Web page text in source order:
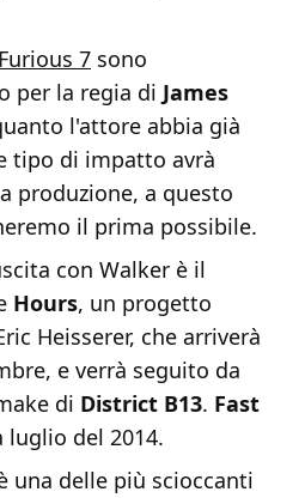
7 sono
per la regia di James
l'attore abbia già
tipo di impatto avrà
produzione, a questo
il prima possibile.
con Walker è il
Hours, un progetto
Heisserer, che arriverà
e verrà seguito da
di District B13. Fast
luglio del 2014.
una delle più scioccanti